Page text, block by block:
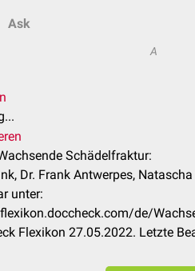
Ask
A
Schädelfraktur:
Dr. Frank Antwerpes,
unter:
de/
Flexikon 27.05.2022. Letzte